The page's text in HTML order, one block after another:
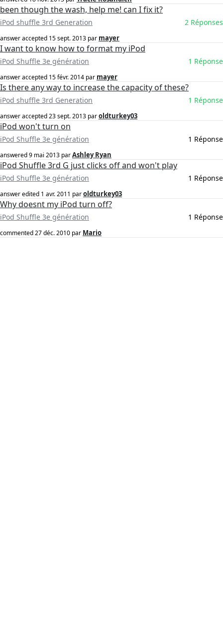
been though the wash, help me! can I fix it?
iPod shuffle 3rd Generation 2 Réponses
answer accepted 15 sept. 2013 par mayer
I want to know how to format my iPod
iPod Shuffle 3e génération 1 Réponse
answer accepted 15 févr. 2014 par mayer
Is there any way to increase the capacity of these?
iPod shuffle 3rd Generation 1 Réponse
answer accepted23 sept. 2013 paroldturkey03
iPod won't turn on
iPod Shuffle 3e génération 1 Réponse
answered9 mai 2013 parAshley Ryan
iPod Shuffle 3rd G just clicks off and won't play
iPod Shuffle 3e génération 1 Réponse
answer edited 1 avr. 2011 paroldturkey03
Why doesnt my iPod turn off?
iPod Shuffle 3e génération 1 Réponse
commented27 déc. 2010 par Mario